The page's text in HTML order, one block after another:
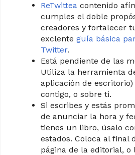
ReTwittea contenido
cumples el doble
creadores y fortalecer
exclente guía básica
Twitter.
Está pendiente de las
Utiliza la herramienta
aplicación de
contigo, o sobre ti.
Si escribes y estás
de anunciar la hora y
tienes un libro, úsalo
estados. Coloca al final
página de la editorial,